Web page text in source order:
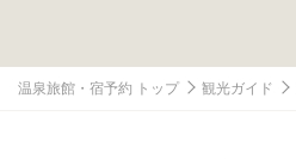
温泉旅館・宿予約 トップ 観光ガイド